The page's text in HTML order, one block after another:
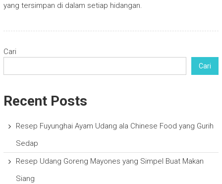
yang tersimpan di dalam setiap hidangan.
Cari
Cari
Recent Posts
Resep Fuyunghai Ayam Udang ala Chinese Food yang Gurih
Sedap
Resep Udang Goreng Mayones yang Simpel Buat Makan
Siang